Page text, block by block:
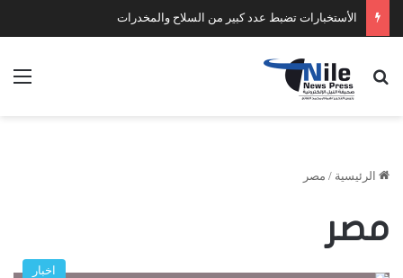
الأستخبارات تضبط عدد كبير من السلاح والمخدرات
بحث عن
الرئيسية / مصر
مصر
اخبار